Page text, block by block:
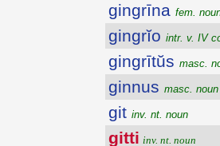
gingrīna fem.
gingrĭo intr. v. IV
gingrītŭs masc.
ginnus masc. noun
git inv. nt. noun
gitti inv. nt. noun